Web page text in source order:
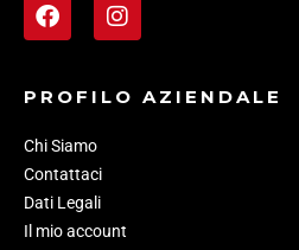
PROFILO AZIENDALE
Chi Siamo
Contattaci
Dati Legali
Il mio account